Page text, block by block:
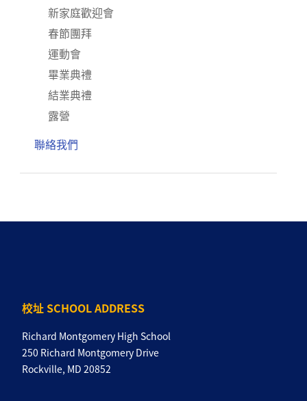
新家庭歡迎會
春節團拜
運動會
畢業典禮
結業典禮
露營
聯絡我們
校址 SCHOOL ADDRESS
Richard Montgomery High School
250 Richard Montgomery Drive
Rockville, MD 20852